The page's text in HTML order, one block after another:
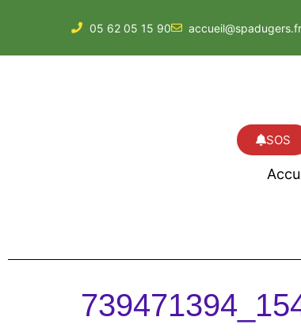
05 62 05 15 90 accueil@spadugers.fr
SOS